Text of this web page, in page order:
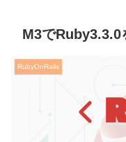
M3でRuby3.3.0
RubyOnRails